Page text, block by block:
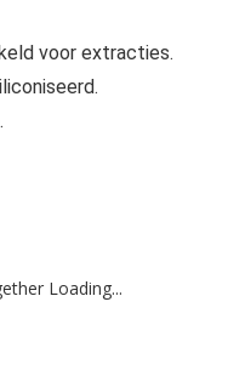
voor extracties.
Loading...